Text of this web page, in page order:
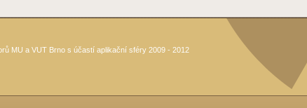
MU a VUT Brno s účastí aplikační sféry 2009 - 2012